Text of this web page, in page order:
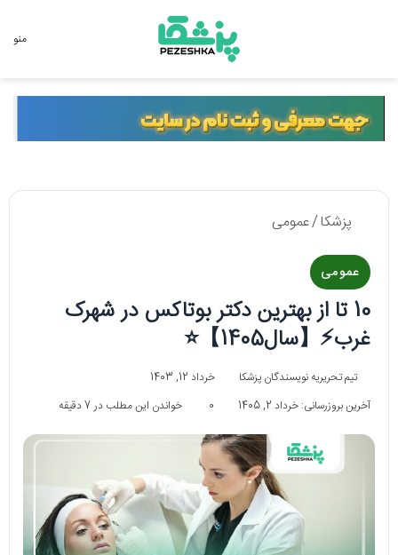
منو
پزشکا/عمومی
عمومی
10 تا از بهترین دکتر بوتاکس در شهرک
غرب⚡️【سال1405】⭐
تیم تحریریه نویسندگان پزشکا
خرداد 12, 1403
آخرین بروزرسانی: خرداد 2, 1405
0 خواندن این مطلب در 7 دقیقه